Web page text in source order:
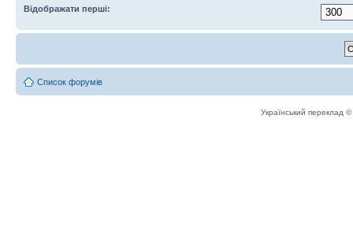
Відображати перші:
Список форумів
Український переклад